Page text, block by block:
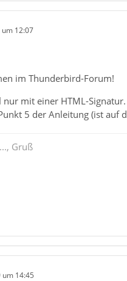
12:07
im Thunderbird-Forum!
nur mit einer HTML-Signatur.
5 der Anleitung (ist auf
Gruß
14:45